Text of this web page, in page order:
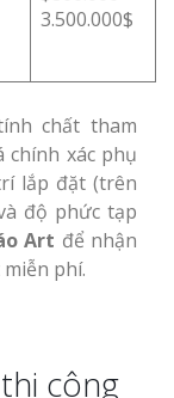
3.500.000$
chất tham
xác phụ
lắp đặt (trên
độ phức tạp
Art để nhận
phí.
công